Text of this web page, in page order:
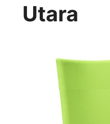
Utara